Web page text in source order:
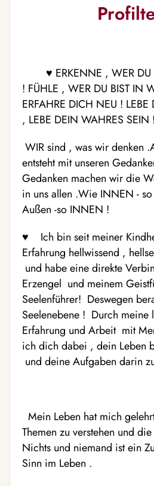
♥️ ERKENNE , WER DU
! FÜHLE , WER DU BIST IN
ERFAHRE DICH NEU !
, LEBE DEIN WAHRES SEIN
WIR sind , was wir denken
entsteht mit unseren
Gedanken machen wir die
in uns allen .Wie INNEN -
Außen -so INNEN !
♥️ Ich bin seit meiner
Erfahrung hellwissend ,
und habe eine direkte
Erzengel und meinem
Seelenführer! Deswegen
Seelenebene ! Durch meine
Erfahrung und Arbeit mit
ich dich dabei , dein Leben
und deine Aufgaben darin
Mein Leben hat mich
Themen zu verstehen und
Nichts und niemand ist ein
Sinn im